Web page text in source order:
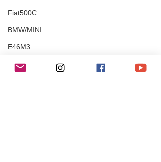
Fiat500C
BMW/MINI
E46M3
335i/428i/525i/X1